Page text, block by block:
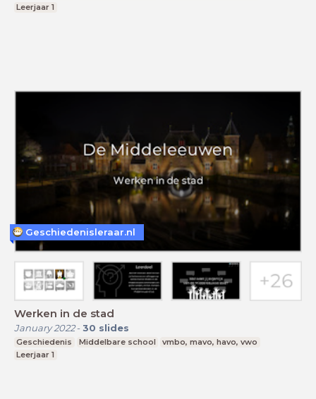
Leerjaar 1
Werken in de stad
January 2022- 30 slides
Geschiedenis Middelbare school
vmbo, mavo, havo, vwo
Leerjaar 1
Geschiedenisleraar.nl